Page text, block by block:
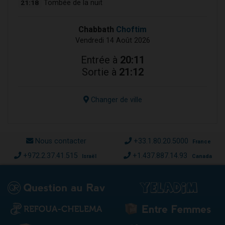
21:18 Tombée de la nuit
Chabbath Choftim
Vendredi 14 Août 2026
Entrée à 20:11
Sortie à 21:12
Changer de ville
Nous contacter +33.1.80.20.5000 France
+972.2.37.41.515 Israël +1.437.887.14.93 Canada